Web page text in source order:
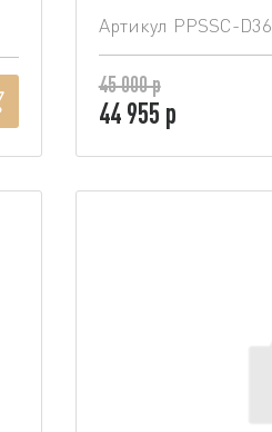
Артикул PPSSC-D36
45 000 р
44 955 р